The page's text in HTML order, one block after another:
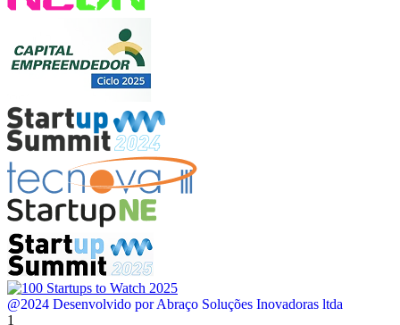
@2024 Desenvolvido por Abraço Soluções Inovadoras ltda
1